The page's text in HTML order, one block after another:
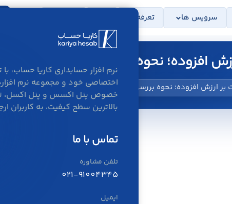
نرم افزار حسابداری کاریا حساب،
اختصاصی خود و مجموعه نرم
خصوص پنل اکسس و پنل اکسل،
بالاترین سطح کیفیت، به کاربران
تماس با ما
تلفن مشاوره
021-91004345
ایمیل
سرویس ها تعرفه ها
افزوده؛ نحوه بررسی فهرست رسمی
بر ارزش افزوده؛ نحوه بررسی فهرست رسمی